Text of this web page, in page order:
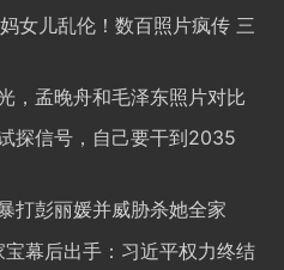
女儿乱伦！数百照片疯传 三
，孟晚舟和毛泽东照片对比
探信号，自己要干到2035
打彭丽媛并威胁杀她全家
幕后出手：习近平权力终结